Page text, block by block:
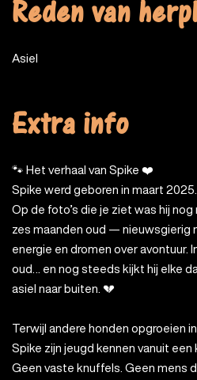
Reden van
Asiel
Extra info
🐾 Het verhaal van Spike ❤️
Spike werd geboren in maart 2025.
Op de foto’s die je ziet was hij
zes maanden oud — nieuwsgierig
energie en dromen over avontuur.
oud… en nog steeds kijkt hij elke
asiel naar buiten. 💔
Terwijl andere honden opgroeien
Spike zijn jeugd kennen vanuit een
Geen vaste knuffels. Geen mens